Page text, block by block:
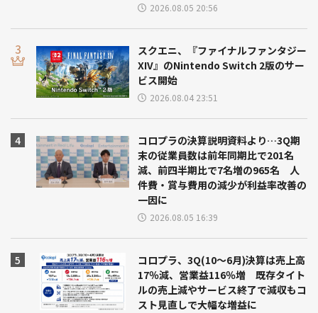
2026.08.05 20:56
スクエニ、『ファイナルファンタジー
XIV』のNintendo Switch 2版のサー
ビス開始
2026.08.04 23:51
コロプラの決算説明資料より…3Q期
末の従業員数は前年同期比で201名
減、前四半期比で7名増の965名 人
件費・賞与費用の減少が利益率改善の
一因に
2026.08.05 16:39
コロプラ、3Q(10～6月)決算は売上高
17％減、営業益116％増 既存タイト
ルの売上減やサービス終了で減収もコ
スト見直しで大幅な増益に